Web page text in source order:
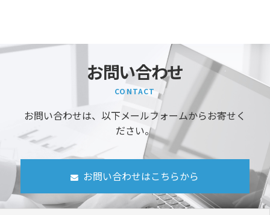
お問い合わせ
CONTACT
お問い合わせは、以下メールフォームからお寄せく
ださい。
お問い合わせはこちらから